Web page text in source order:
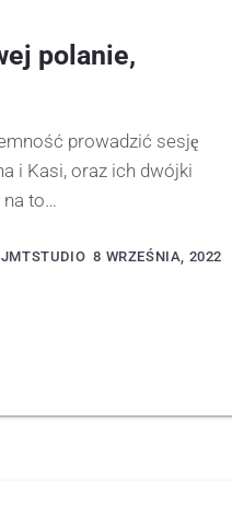
polanie,
prowadzić sesję
i Kasi, oraz ich dwójki
to…
8 WRZEŚNIA, 2022
JMTSTUDIO